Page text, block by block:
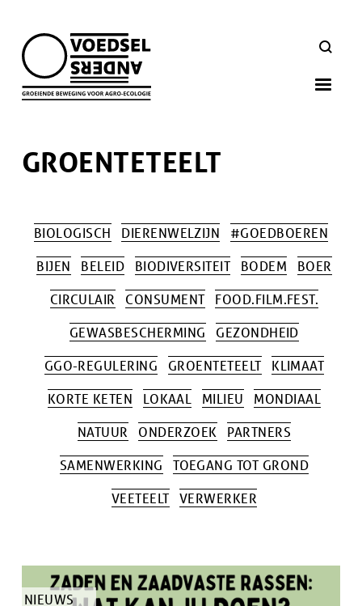
main
navigation
ZOEKEN
GROENTETEELT
BIOLOGISCH DIERENWELZIJN
#GOEDBOEREN
BIJEN
BELEID BIODIVERSITEIT BODEM
BOER
CIRCULAIR
CONSUMENT
FOOD.FILM.FEST.
GEWASBESCHERMING
GEZONDHEID
GGO-REGULERING
GROENTETEELT
KLIMAAT
KORTE KETEN
LOKAAL MILIEU
MONDIAAL
NATUUR
ONDERZOEK
PARTNERS
SAMENWERKING
TOEGANG TOT GROND
VEETEELT
VERWERKER
TYPE
NIEUWS